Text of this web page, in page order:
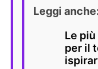
Leggi anche:
Le
per il